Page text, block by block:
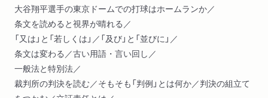
大谷翔平選手の東京ドームでの打球はホームランか／
条文を読めると視界が晴れる／
「又は」と「若しくは」／「及び」と「並びに」／
条文は変わる／古い用語・言い回し／
一般法と特別法／
裁判所の判決を読む／そもそも「判例」とは何か／判決の組立て